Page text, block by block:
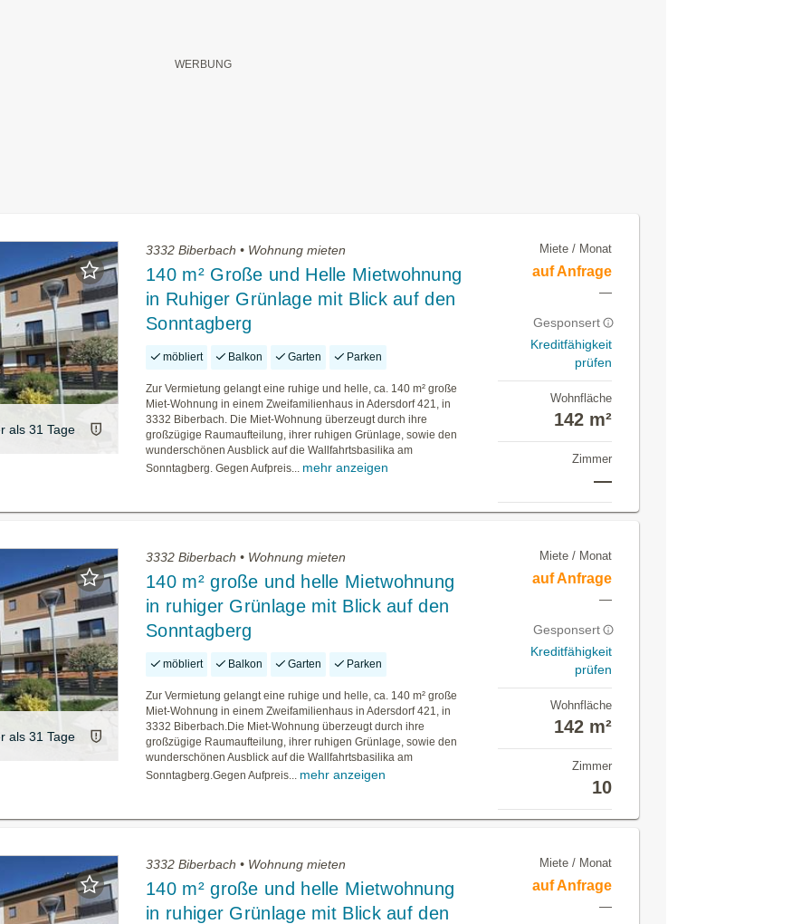
als 31 Tage
3332 Biberbach • Wohnung mieten
140 m² Große und Helle Mietwohnung
in Ruhiger Grünlage mit Blick auf den
Sonntagberg
möbliert Balkon Garten Parken
Zur Vermietung gelangt eine ruhige und helle, ca. 140 m² große
Miet-Wohnung in einem Zweifamilienhaus in Adersdorf 421, in
3332 Biberbach. Die Miet-Wohnung überzeugt durch ihre
großzügige Raumaufteilung, ihrer ruhigen Grünlage, sowie den
wunderschönen Ausblick auf die Wallfahrtsbasilika am
Sonntagberg. Gegen Aufpreis... mehr anzeigen
Miete / Monat
auf Anfrage
—
Gesponsert
Kreditfähigkeit
prüfen
Wohnfläche
142 m²
Zimmer
—
als 31 Tage
3332 Biberbach • Wohnung mieten
140 m² große und helle Mietwohnung
in ruhiger Grünlage mit Blick auf den
Sonntagberg
möbliert Balkon Garten Parken
Zur Vermietung gelangt eine ruhige und helle, ca. 140 m² große
Miet-Wohnung in einem Zweifamilienhaus in Adersdorf 421, in
3332 Biberbach.Die Miet-Wohnung überzeugt durch ihre
großzügige Raumaufteilung, ihrer ruhigen Grünlage, sowie den
wunderschönen Ausblick auf die Wallfahrtsbasilika am
Sonntagberg.Gegen Aufpreis... mehr anzeigen
Miete / Monat
auf Anfrage
—
Gesponsert
Kreditfähigkeit
prüfen
Wohnfläche
142 m²
Zimmer
10
3332 Biberbach • Wohnung mieten
140 m² große und helle Mietwohnung
in ruhiger Grünlage mit Blick auf den
Miete / Monat
auf Anfrage
—